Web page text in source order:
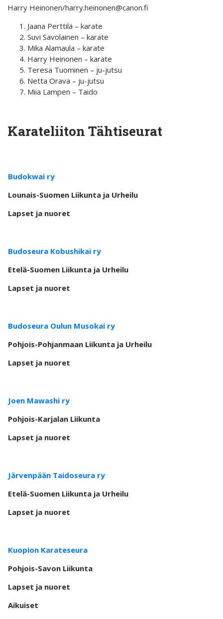
Harry Heinonen/harry.heinonen@canon.fi
Jaana Perttilä – karate
Suvi Savolainen – karate
Mika Alamaula – karate
Harry Heinonen – karate
Teresa Tuominen – ju-jutsu
Netta Orava – ju-jutsu
Miia Lampen – Taido
Karateliiton Tähtiseurat
Budokwai ry
Lounais-Suomen Liikunta ja Urheilu
Lapset ja nuoret
Budoseura Kobushikai ry
Etelä-Suomen Liikunta ja Urheilu
Lapset ja nuoret
Budoseura Oulun Musokai ry
Pohjois-Pohjanmaan Liikunta ja Urheilu
Lapset ja nuoret
Joen Mawashi ry
Pohjois-Karjalan Liikunta
Lapset ja nuoret
Järvenpään Taidoseura ry
Etelä-Suomen Liikunta ja Urheilu
Lapset ja nuoret
Kuopion Karateseura
Pohjois-Savon Liikunta
Lapset ja nuoret
Aikuiset